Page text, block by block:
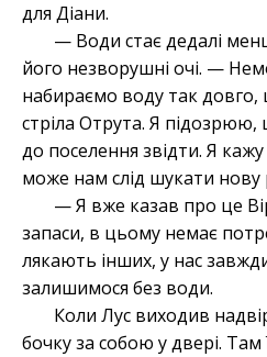
для Діани.
— Води стає дедалі
його незворушні очі. —
набираємо воду так довго,
стріла Отрута. Я
до поселення звідти. Я
може нам слід шукати нову
— Я вже казав про це
запаси, в цьому немає
лякають інших, у нас
залишимося без води.
Коли Лус виходив
бочку за собою у двері. Там